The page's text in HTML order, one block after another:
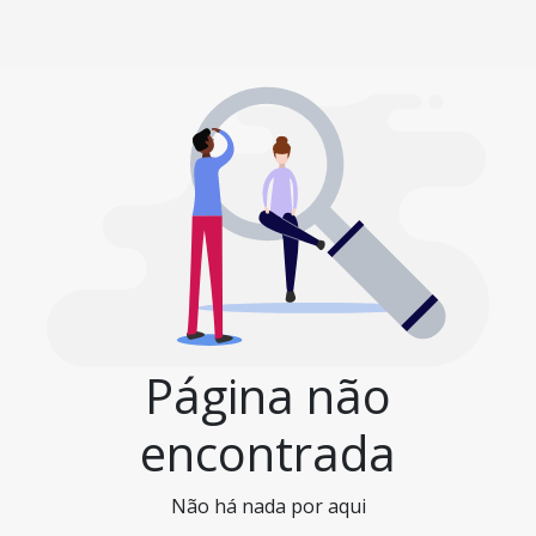
Página não
encontrada
Não há nada por aqui